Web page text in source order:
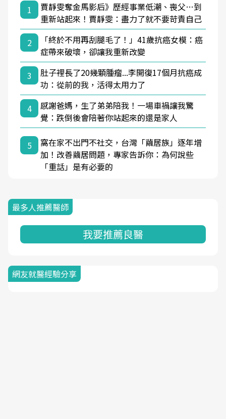
1
賈靜雯奪金馬影后》歷經事業低潮、喪父…到
重新站起來！賈靜雯：盡力了就不要苛責自己
2
「終於不用再刮腿毛了！」41歲抗癌女模：癌
症帶來破壞，卻讓我重新改變
3
肚子裡長了20幾顆腫瘤...李開復17個月抗癌成
功：從前的我，活得太用力了
4
感謝爸媽，生了弟弟陪我！一場車禍讓我驚
覺：跌倒後會陪著你站起來的還是家人
5
窩在家不出門不社交，台灣「繭居族」逐年增
加！改善繭居問題，專家告訴你：為何說些
「重話」是有必要的
最多人推薦醫師
我要推薦良醫
網友就醫經驗分享